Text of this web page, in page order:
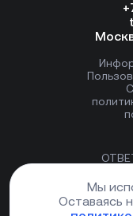
Мы
Оставаясь